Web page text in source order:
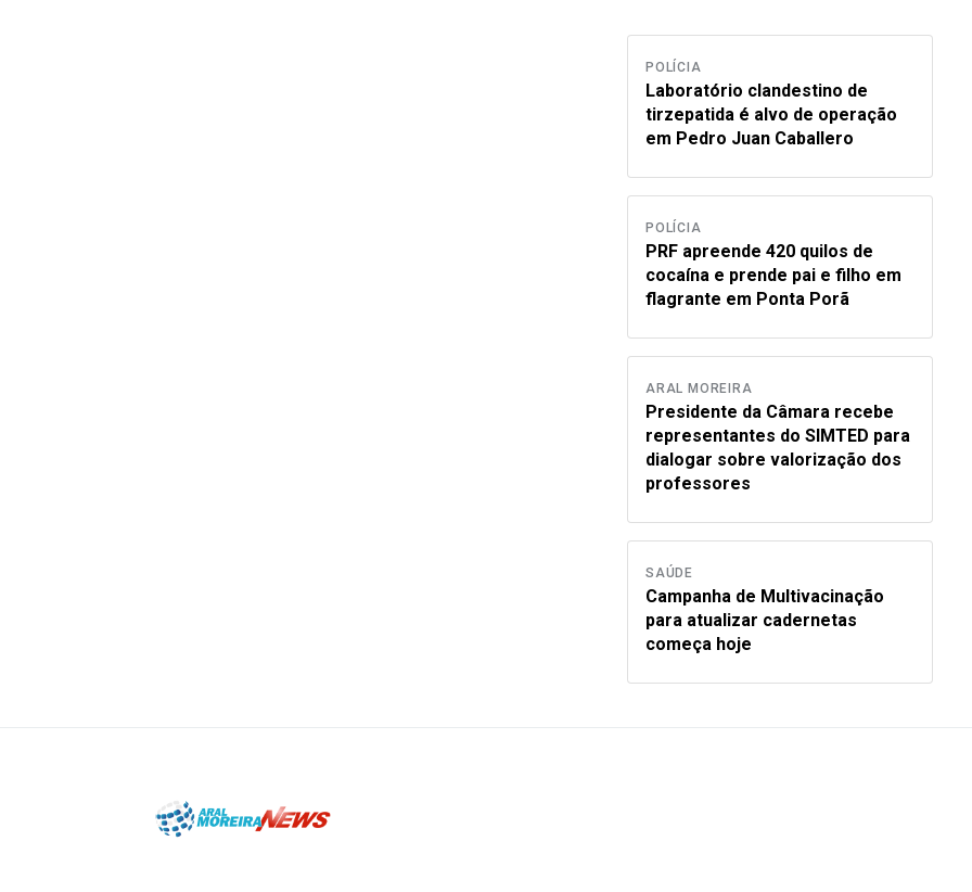
POLÍCIA
Laboratório clandestino de
tirzepatida é alvo de operação
em Pedro Juan Caballero
POLÍCIA
PRF apreende 420 quilos de
cocaína e prende pai e filho em
flagrante em Ponta Porã
ARAL MOREIRA
Presidente da Câmara recebe
representantes do SIMTED para
dialogar sobre valorização dos
professores
SAÚDE
Campanha de Multivacinação
para atualizar cadernetas
começa hoje